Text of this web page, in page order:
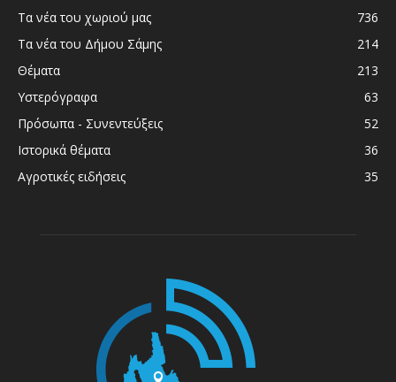
Τα νέα του χωριού μας
736
Τα νέα του Δήμου Σάμης
214
Θέματα
213
Υστερόγραφα
63
Πρόσωπα - Συνεντεύξεις
52
Ιστορικά θέματα
36
Αγροτικές ειδήσεις
35